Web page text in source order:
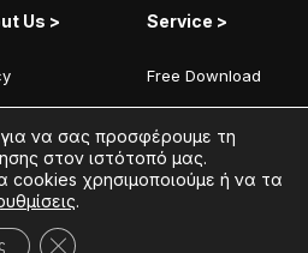
Us >
of Use
Explained
News
Service >
Free Download
Add Your Station
Contact
να σας προσφέρουμε τη
στον ιστότοπό μας.
cookies χρησιμοποιούμε ή να τα
.
Κλείσιμο του Cookie banner